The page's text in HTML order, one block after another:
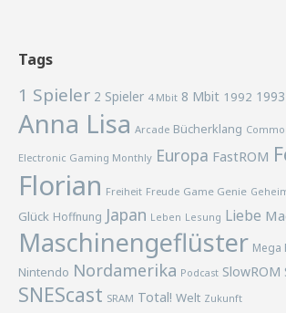
Tags
1 Spieler 2 Spieler 4 Mbit 8 Mbit 1992 1993
Anna Lisa Arcade Bücherklang
Electronic Gaming Monthly Europa FastROM
Florian Freiheit Freude Game Genie
Glück Hoffnung Japan Leben Lesung Liebe
Maschinengeflüster Mega
Nintendo Nordamerika Podcast SlowROM
SNEScast SRAM Total! Welt Zukunft